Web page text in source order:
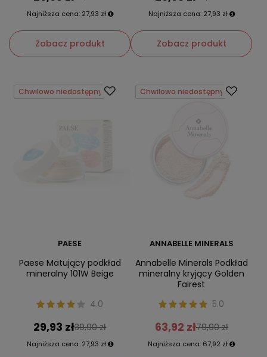
Najniższa cena: 27,93 zł
Zobacz produkt
Najniższa cena: 27,93 zł
Zobacz produkt
Chwilowo niedostępny
PAESE
Paese Matujący podkład
mineralny 101W Beige
4.0
29,93 zł39,90 zł
Najniższa cena: 27,93 zł
Chwilowo niedostępny
ANNABELLE MINERALS
Annabelle Minerals Podkład
mineralny kryjący Golden
Fairest
5.0
63,92 zł79,90 zł
Najniższa cena: 67,92 zł